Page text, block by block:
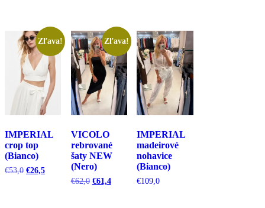
Zľava!
IMPERIAL
crop top
(Bianco)
€53,0 Pôvodná
€26,5Aktuálna
Zľava!
VICOLO
rebrované
šaty NEW
(Nero)
€62,0 Pôvodná
€61,4Aktuálna
IMPERIAL
madeirové
nohavice
(Bianco)
€109,0